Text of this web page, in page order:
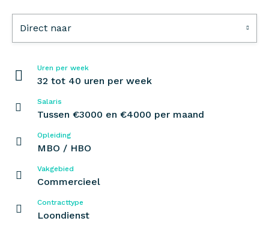
Direct naar
Uren per week
32 tot 40 uren per week
Salaris
Tussen €3000 en €4000 per maand
Opleiding
MBO / HBO
Vakgebied
Commercieel
Contracttype
Loondienst